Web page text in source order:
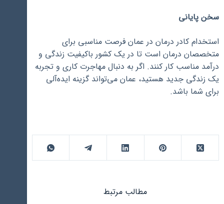
سخن پایانی
استخدام کادر درمان در عمان فرصت مناسبی برای
متخصصان درمان است تا در یک کشور باکیفیت زندگی و
درآمد مناسب کار کنند. اگر به دنبال مهاجرت کاری و تجربه
یک زندگی جدید هستید، عمان می‌تواند گزینه ایده‌آلی
برای شما باشد.
مطالب مرتبط